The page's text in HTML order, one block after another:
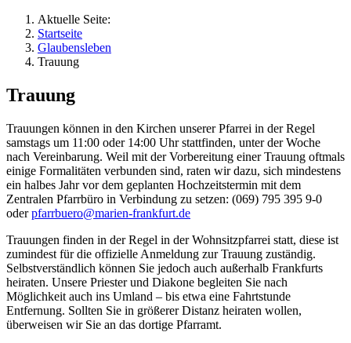
Aktuelle Seite:
Startseite
Glaubensleben
Trauung
Trauung
Trauungen können in den Kirchen unserer Pfarrei in der Regel
samstags um 11:00 oder 14:00 Uhr stattfinden, unter der Woche
nach Vereinbarung. Weil mit der Vorbereitung einer Trauung oftmals
einige Formalitäten verbunden sind, raten wir dazu, sich mindestens
ein halbes Jahr vor dem geplanten Hochzeitstermin mit dem
Zentralen Pfarrbüro in Verbindung zu setzen: (069) 795 395 9-0
oderpfarrbuero@marien-frankfurt.de
Trauungen finden in der Regel in der Wohnsitzpfarrei statt, diese ist
zumindest für die offizielle Anmeldung zur Trauung zuständig.
Selbstverständlich können Sie jedoch auch außerhalb Frankfurts
heiraten. Unsere Priester und Diakone begleiten Sie nach
Möglichkeit auch ins Umland – bis etwa eine Fahrtstunde
Entfernung. Sollten Sie in größerer Distanz heiraten wollen,
überweisen wir Sie an das dortige Pfarramt.